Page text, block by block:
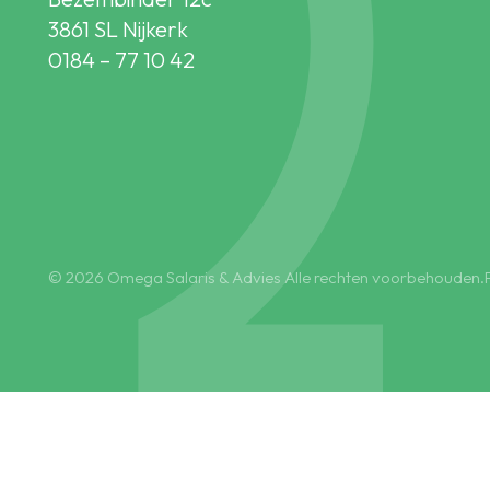
3861 SL Nijkerk
0184 – 77 10 42
© 2026 Omega Salaris & Advies Alle rechten voorbehouden.